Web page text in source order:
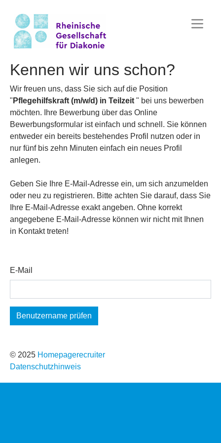
Kennen wir uns schon?
Wir freuen uns, dass Sie sich auf die Position
" Pflegehilfskraft (m/w/d) in Teilzeit " bei uns bewerben
möchten. Ihre Bewerbung über das Online
Bewerbungsformular ist einfach und schnell. Sie können
entweder ein bereits bestehendes Profil nutzen oder in
nur fünf bis zehn Minuten einfach ein neues Profil
anlegen.
Geben Sie Ihre E-Mail-Adresse ein, um sich anzumelden
oder neu zu registrieren. Bitte achten Sie darauf, dass Sie
Ihre E-Mail-Adresse exakt angeben. Ohne korrekt
angegebene E-Mail-Adresse können wir nicht mit Ihnen
in Kontakt treten!
E-Mail
© 2025 Homepagerecruiter
Datenschutzhinweis